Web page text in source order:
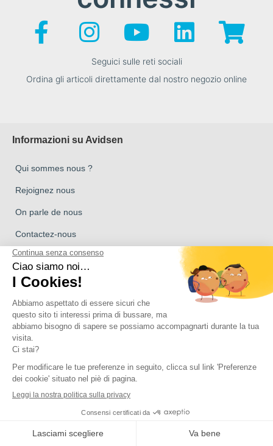
Seguici sulle reti sociali
Ordina gli articoli direttamente dal nostro negozio online
Informazioni su Avidsen
Qui sommes nous ?
Rejoignez nous
On parle de nous
Contactez-nous
Supporto
Supporto
Tutorial sull’assistenza post-vendita
Supporto tecnico Avidsen
Supporto tecnico Extel
Supporto tecnico Thomson
Assistenza tecnica Philips